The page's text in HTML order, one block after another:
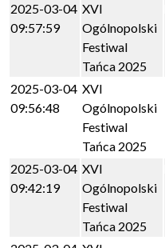
2025-03-04
09:57:59
XVI
Ogólnopolski
Festiwal
Tańca 2025
2025-03-04
09:56:48
XVI
Ogólnopolski
Festiwal
Tańca 2025
2025-03-04
09:42:19
XVI
Ogólnopolski
Festiwal
Tańca 2025